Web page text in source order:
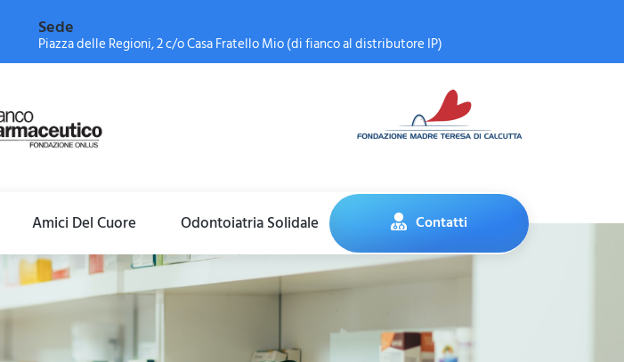
Sede
Piazza delle Regioni, 2 c/o Casa Fratello Mio (di fianco al distributore IP)
Amici Del Cuore Odontoiatria Solidale Contatti